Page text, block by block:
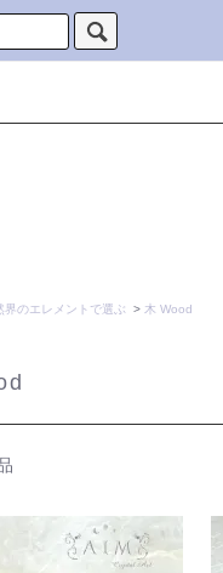
界のエレメントで選ぶ > 木 Wood